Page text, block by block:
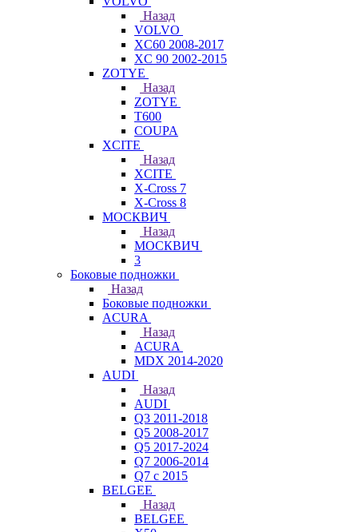
Назад
VOLVO
XC60 2008-2017
XC 90 2002-2015
ZOTYE
Назад
ZOTYE
T600
COUPA
XCITE
Назад
XCITE
X-Cross 7
X-Cross 8
МОСКВИЧ
Назад
МОСКВИЧ
3
Боковые подножки
Назад
Боковые подножки
ACURA
Назад
ACURA
MDX 2014-2020
AUDI
Назад
AUDI
Q3 2011-2018
Q5 2008-2017
Q5 2017-2024
Q7 2006-2014
Q7 с 2015
BELGEE
Назад
BELGEE